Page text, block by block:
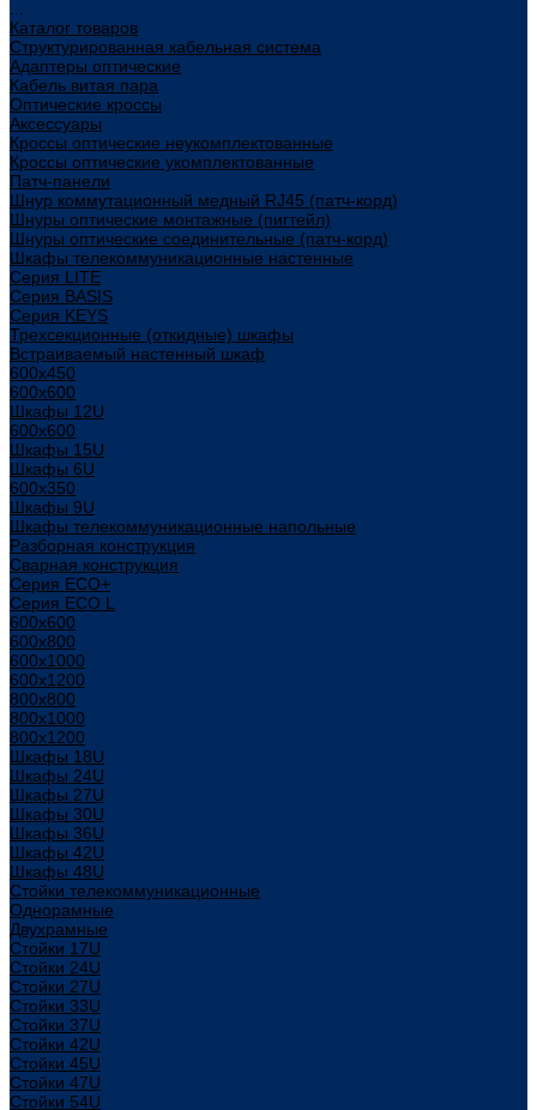
Каталог товаров
Структурированная кабельная система
Адаптеры оптические
Кабель витая пара
Оптические кроссы
Аксессуары
Кроссы оптические неукомплектованные
Кроссы оптические укомплектованные
Патч-панели
Шнур коммутационный медный RJ45 (патч-корд)
Шнуры оптические монтажные (пигтейл)
Шнуры оптические соединительные (патч-корд)
Шкафы телекоммуникационные настенные
Cерия LITE
Cерия BASIS
Cерия KEYS
Трехсекционные (откидные) шкафы
Встраиваемый настенный шкаф
600x450
600x600
Шкафы 12U
600x600
Шкафы 15U
Шкафы 6U
600x350
Шкафы 9U
Шкафы телекоммуникационные напольные
Разборная конструкция
Сварная конструкция
Серия ECO+
Серия ECO L
600x600
600x800
600х1000
600х1200
800x800
800х1000
800х1200
Шкафы 18U
Шкафы 24U
Шкафы 27U
Шкафы 30U
Шкафы 36U
Шкафы 42U
Шкафы 48U
Стойки телекоммуникационные
Однорамные
Двухрамные
Стойки 17U
Стойки 24U
Стойки 27U
Стойки 33U
Стойки 37U
Стойки 42U
Стойки 45U
Стойки 47U
Стойки 54U